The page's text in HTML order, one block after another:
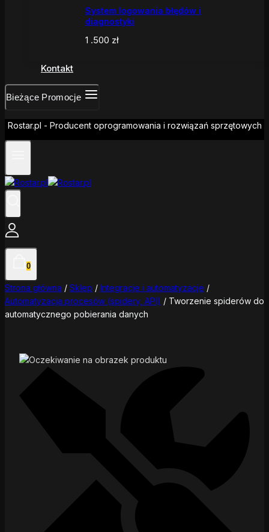
System logowania błędów i
diagnostyki
1 .500 zł
Kontakt
Bieżące Promocje
Rostar.pl - Producent oprogramowania i rozwiązań sprzętowych
0
Strona główna / Sklep / Integracje i automatyzacje /
Automatyzacja procesów (spidery, API) / Tworzenie spiderów do
automatycznego pobierania danych